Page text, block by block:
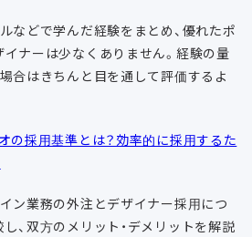
などで学んだ経験をまとめ、優れたポ
ナーは少なくありません。経験の量
合はきちんと目を通して評価するよ
の採用基準とは？効率的に採用するた
ン業務の外注とデザイナー採用につ
、双方のメリット・デメリットを解説